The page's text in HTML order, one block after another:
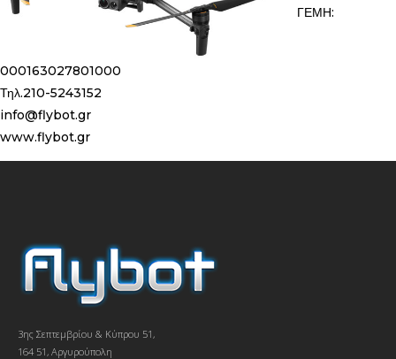
ΓΕΜΗ:
000163027801000
Τηλ.210-5243152
info@flybot.gr
www.flybot.gr
3ης Σεπτεμβρίου & Κύπρου 51,
164 51, Αργυρούπολη